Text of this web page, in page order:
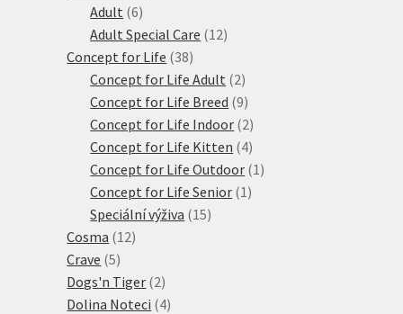
Adult 66
produktů
Adult Special Care 1212
Concept for Life 3838
produktů
Concept for Life Adult 22
produkty
Concept for Life Breed 99
produktů
Concept for Life Indoor 22
produkty
Concept for Life Kitten 44
produkty
Concept for Life Outdoor 1 1
Concept for Life Senior 1 1
Speciální výživa 1515
Cosma 1212
Crave 55
produktů
Dogs'n Tiger 22
produkty
Dolina Noteci 44